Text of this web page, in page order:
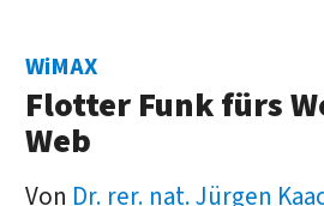
WiMAX
Flotter Funk fürs
Web
Von Dr. rer. nat. Jürgen